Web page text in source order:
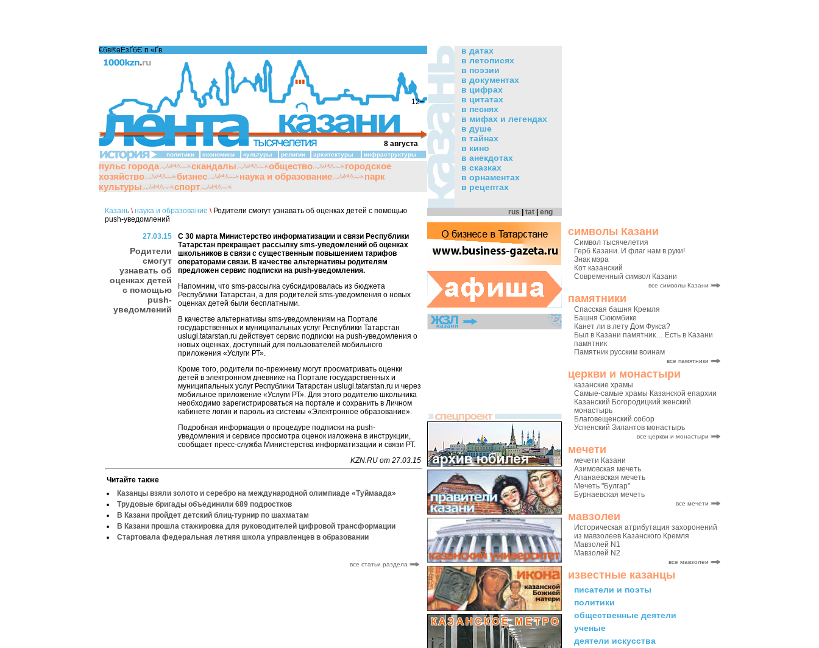
символы Казани
Символ тысячелетия
Герб Казани. И флаг нам в руки!
Знак мэра
Кот казанский
Современный символ Казани
все символы Казани
памятники
Спасская башня Кремля
Башня Сююмбике
Канет ли в лету Дом Фукса?
Был в Казани памятник… Есть в Казани
памятник
Памятник русским воинам
все памятники
церкви и монастыри
казанские храмы
Самые-самые храмы Казанской епархии
Казанский Богородицкий женский
монастырь
Благовещенский собор
Успенский Зилантов монастырь
все церкви и монастыри
мечети
мечети Казани
Азимовская мечеть
Апанаевская мечеть
Мечеть "Булгар"
Бурнаевская мечеть
все мечети
мавзолеи
Историческая атрибутация захоронений
из мавзолеев Казанского Кремля
Мавзолей N1
Мавзолей N2
все мавзолеи
известные казанцы
писатели и поэты
политики
общественные деятели
ученые
деятели искусства
12+
€бв®аЁзҐбЄ п «Ґ­в
8 августа
политики экономики культуры религии архитектуры инфраструктуры
пульс города скандалы общество
городское
хозяйство
бизнес наука и образование
парк
культуры
спорт
Казань \ наука и образование \Родители смогут узнавать об оценках детей с помощью
push-уведомлений
27.03.15
Родители
смогут
узнавать об
оценках детей
с помощью
push-
уведомлений
С 30 марта Министерство информатизации и связи Республики
Татарстан прекращает рассылку sms-уведомлений об оценках
школьников в связи с существенным повышением тарифов
операторами связи. В качестве альтернативы родителям
предложен сервис подписки на push-уведомления.
Напомним, что sms-рассылка субсидировалась из бюджета
Республики Татарстан, а для родителей sms-уведомления о новых
оценках детей были бесплатными.
В качестве альтернативы sms-уведомлениям на Портале
государственных и муниципальных услуг Республики Татарстан
uslugi.tatarstan.ru действует сервис подписки на push-уведомления о
новых оценках, доступный для пользователей мобильного
приложения «Услуги РТ».
Кроме того, родители по-прежнему могут просматривать оценки
детей в электронном дневнике на Портале государственных и
муниципальных услуг Республики Татарстан uslugi.tatarstan.ru и через
мобильное приложение «Услуги РТ». Для этого родителю школьника
необходимо зарегистрироваться на портале и сохранить в Личном
кабинете логин и пароль из системы «Электронное образование».
Подробная информация о процедуре подписки на push-
уведомления и сервисе просмотра оценок изложена в инструкции,
сообщает пресс-служба Министерства информатизации и связи РТ.
KZN.RU от 27.03.15
Читайте также
Казанцы взяли золото и серебро на международной олимпиаде «Туймаада»
Трудовые бригады объединили 689 подростков
В Казани пройдет детский блиц-турнир по шахматам
В Казани прошла стажировка для руководителей цифровой трансформации
Стартовала федеральная летняя школа управленцев в образовании
все статьи раздела
в датах
в летописях
в поэзии
в документах
в цифрах
в цитатах
в песнях
в мифах и легендах
в душе
в тайнах
в кино
в анекдотах
в сказках
в орнаментах
в рецептах
rus tat eng